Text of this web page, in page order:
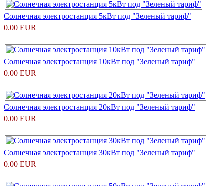
Солнечная электростанция 5кВт под "Зеленый тариф"
0.00 EUR
Солнечная электростанция 10кВт под "Зеленый тариф"
0.00 EUR
Солнечная электростанция 20кВт под "Зеленый тариф"
0.00 EUR
Солнечная электростанция 30кВт под "Зеленый тариф"
0.00 EUR